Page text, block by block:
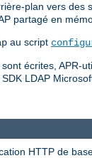
plan vers des
partagé en
au script
écrites, APR-
LDAP
HTTP de